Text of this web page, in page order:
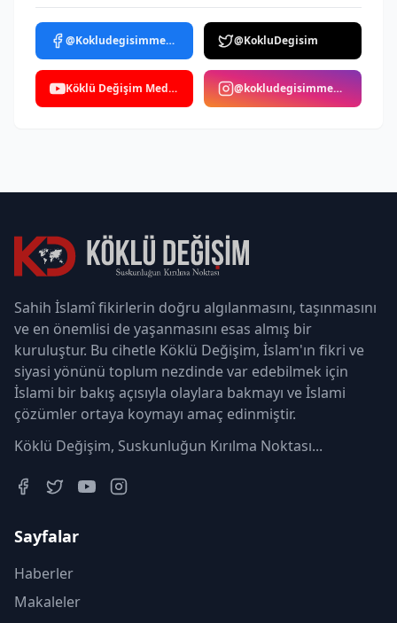
@Kokludegisimmedya @KokluDegisim
Köklü Değişim Medya @kokludegisimmedya
Sahih İslamî fikirlerin doğru algılanmasını, taşınmasını
ve en önemlisi de yaşanmasını esas almış bir
kuruluştur. Bu cihetle Köklü Değişim, İslam'ın fikri ve
siyasi yönünü toplum nezdinde var edebilmek için
İslami bir bakış açısıyla olaylara bakmayı ve İslami
çözümler ortaya koymayı amaç edinmiştir.
Köklü Değişim, Suskunluğun Kırılma Noktası...
Sayfalar
Haberler
Makaleler